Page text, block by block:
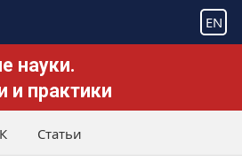
EN
науки.
и практики
Статьи